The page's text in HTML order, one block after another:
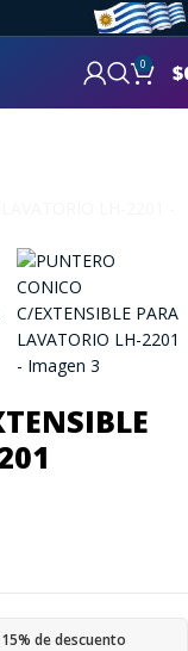
0 $
15% de descuento